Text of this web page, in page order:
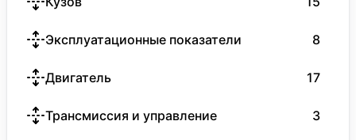
Эксплуатационные показатели 8
Двигатель 17
Трансмиссия и управление 3